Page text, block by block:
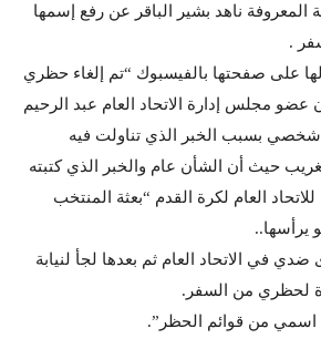
المعروفة ناهد بشير الباقر عن رفع إسمها
.
على صفحتها بالفيسبوك “تم إلغاء حظري
مجلس إدارة الاتحاد العام عبد الرحيم
شخصي بسبب الخبر الذي تناولت فيه
حيث أن الشأن عام والخبر الذي كتبته
العام لكرة القدم “بعثة المنتخب
يرأسها..
في الاتحاد العام ثم بعدها لجأ لنيابة
لحظري من السفر.
اسمي من قوائم الحظر”.